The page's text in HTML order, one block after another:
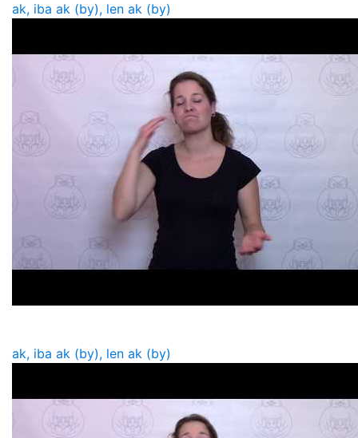
ak, iba ak (by), len ak (by)
ak, iba ak (by), len ak (by)